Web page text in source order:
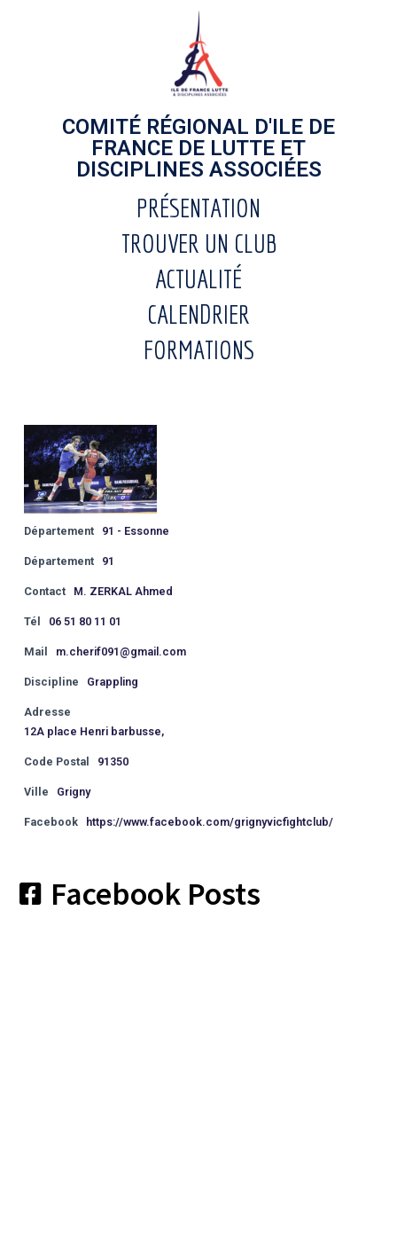
COMITÉ RÉGIONAL D'ILE DE
FRANCE DE LUTTE ET
DISCIPLINES ASSOCIÉES
PRÉSENTATION
TROUVER UN CLUB
ACTUALITÉ
CALENDRIER
FORMATIONS
Département 91 - Essonne
Département 91
Contact M. ZERKAL Ahmed
Tél 06 51 80 11 01
Mail m.cherif091@gmail.com
Discipline Grappling
Adresse
12A place Henri barbusse,
Code Postal 91350
Ville Grigny
Facebook https://www.facebook.com/grignyvicfightclub/
Facebook Posts